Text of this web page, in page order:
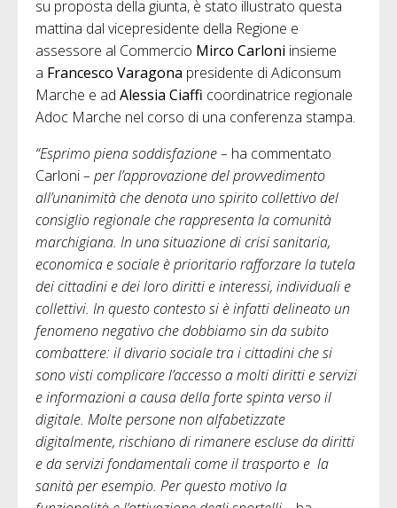
su proposta della giunta, è stato illustrato questa
mattina dal vicepresidente della Regione e
assessore al Commercio Mirco Carloni insieme
a Francesco Varagona presidente di Adiconsum
Marche e ad Alessia Ciaffi coordinatrice regionale
Adoc Marche nel corso di una conferenza stampa.
“Esprimo piena soddisfazione – ha commentato
Carloni– per l’approvazione del provvedimento
all’unanimità che denota uno spirito collettivo del
consiglio regionale che rappresenta la comunità
marchigiana. In una situazione di crisi sanitaria,
economica e sociale è prioritario rafforzare la tutela
dei cittadini e dei loro diritti e interessi, individuali e
collettivi. In questo contesto si è infatti delineato un
fenomeno negativo che dobbiamo sin da subito
combattere: il divario sociale tra i cittadini che si
sono visti complicare l’accesso a molti diritti e servizi
e informazioni a causa della forte spinta verso il
digitale. Molte persone non alfabetizzate
digitalmente, rischiano di rimanere escluse da diritti
e da servizi fondamentali come il trasporto e la
sanità per esempio. Per questo motivo la